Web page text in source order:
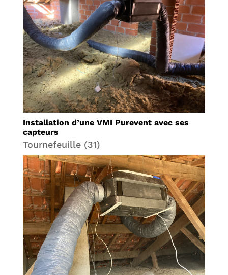
Installation d’une VMI Purevent avec ses
capteurs
Tournefeuille (31)